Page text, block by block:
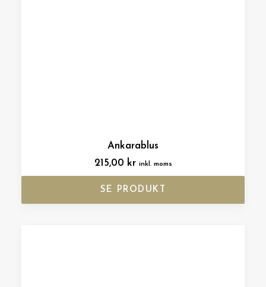
Ankarablus
215,00 kr inkl. moms
SE PRODUKT